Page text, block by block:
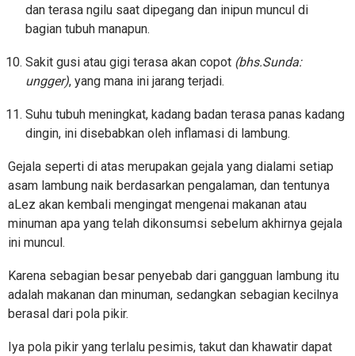
dan terasa ngilu saat dipegang dan inipun muncul di
bagian tubuh manapun.
Sakit gusi atau gigi terasa akan copot (bhs.Sunda:
ungger), yang mana ini jarang terjadi.
Suhu tubuh meningkat, kadang badan terasa panas kadang
dingin, ini disebabkan oleh inflamasi di lambung.
Gejala seperti di atas merupakan gejala yang dialami setiap
asam lambung naik berdasarkan pengalaman, dan tentunya
aLez akan kembali mengingat mengenai makanan atau
minuman apa yang telah dikonsumsi sebelum akhirnya gejala
ini muncul.
Karena sebagian besar penyebab dari gangguan lambung itu
adalah makanan dan minuman, sedangkan sebagian kecilnya
berasal dari pola pikir.
Iya pola pikir yang terlalu pesimis, takut dan khawatir dapat